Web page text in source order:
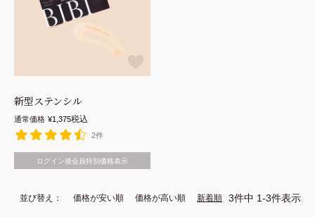
新型ステンシル
通常価格 ¥1,375税込
2件
ログイン後会員特別価格表示
並び替え 価格が安い順 価格が高い順 新着順 3件中 1-3件表示